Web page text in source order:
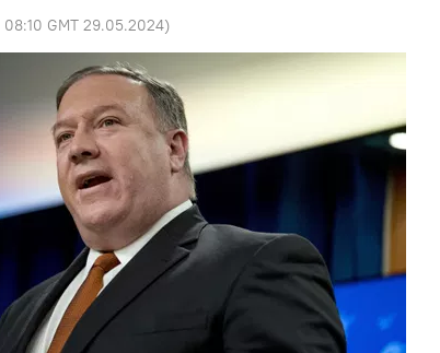
08:10 GMT 29.05.2024)